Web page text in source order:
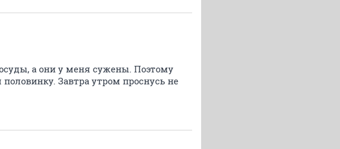
а они у меня сужены. Поэтому
Завтра утром проснусь не